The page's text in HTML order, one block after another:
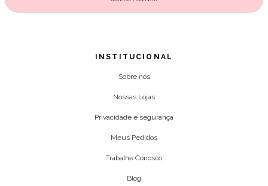
INSTITUCIONAL
Sobre nós
Nossas Lojas
Privacidade e segurança
Meus Pedidos
Trabalhe Conosco
Blog